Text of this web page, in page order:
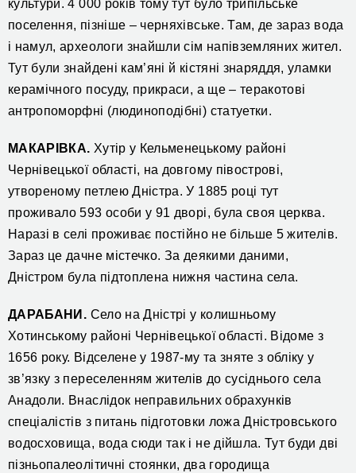
культури. 4 000 років тому тут було трипільське
поселення, пізніше – черняхівське. Там, де зараз вода
і намул, археологи знайшли сім напівземляних жител.
Тут були знайдені кам’яні й кістяні знаряддя, уламки
керамічного посуду, прикраси, а ще – теракотові
антропоморфні (людиноподібні) статуетки.
МАКАРІВКА. Хутір у Кельменецькому районі
Чернівецької області, на довгому півострові,
утвореному петлею Дністра. У 1885 році тут
проживало 593 особи у 91 дворі, була своя церква.
Наразі в селі проживає постійно не більше 5 жителів.
Зараз це дачне містечко. За деякими даними,
Дністром була підтоплена нижня частина села.
ДАРАБАНИ. Село на Дністрі у колишньому
Хотинському районі Чернівецької області. Відоме з
1656 року. Відселене у 1987-му та зняте з обліку у
зв’язку з переселенням жителів до сусіднього села
Анадоли. Внаслідок неправильних обрахунків
спеціалістів з питань підготовки ложа Дністровського
водосховища, вода сюди так і не дійшла. Тут буди дві
пізньопалеолітичні стоянки, два городища